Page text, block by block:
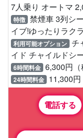
7人乗り オートマ
特徴 禁煙車 3列シ
イブ!ゆったりラク
利用可能オプション チ
イド チャイルドシ
6時間料金 6,300円（
24時間料金 11,300円
電話する